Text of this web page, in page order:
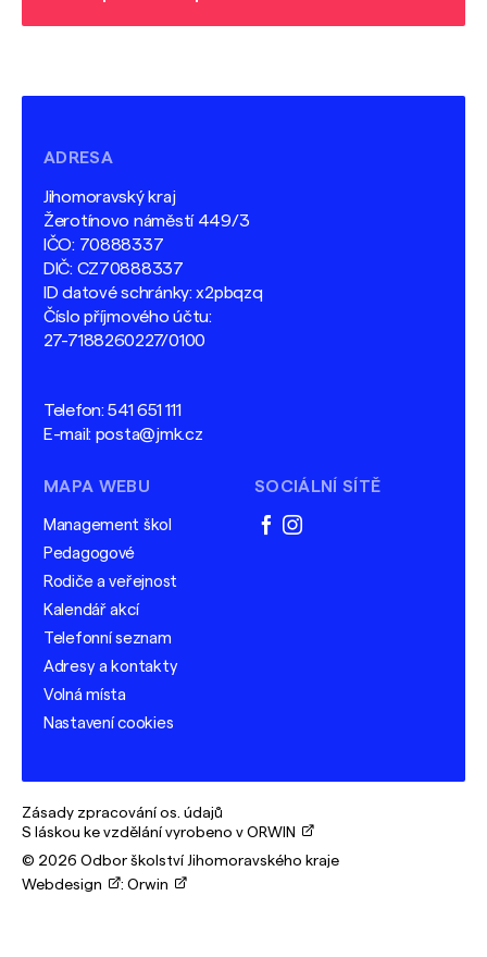
ADRESA
Jihomoravský kraj
Žerotínovo náměstí 449/3
IČO: 70888337
DIČ: CZ70888337
ID datové schránky: x2pbqzq
Číslo příjmového účtu:
27-7188260227/0100
Telefon:541 651 111
E-mail: posta@jmk.cz
MAPA WEBU
Management škol
Pedagogové
Rodiče a veřejnost
Kalendář akcí
Telefonní seznam
Adresy a kontakty
Volná místa
Nastavení cookies
SOCIÁLNÍ SÍTĚ
facebook
instagram
Zásady zpracování os. údajů
S láskou ke vzdělání vyrobeno v ORWIN
© 2026 Odbor školství Jihomoravského kraje
Webdesign
: Orwin